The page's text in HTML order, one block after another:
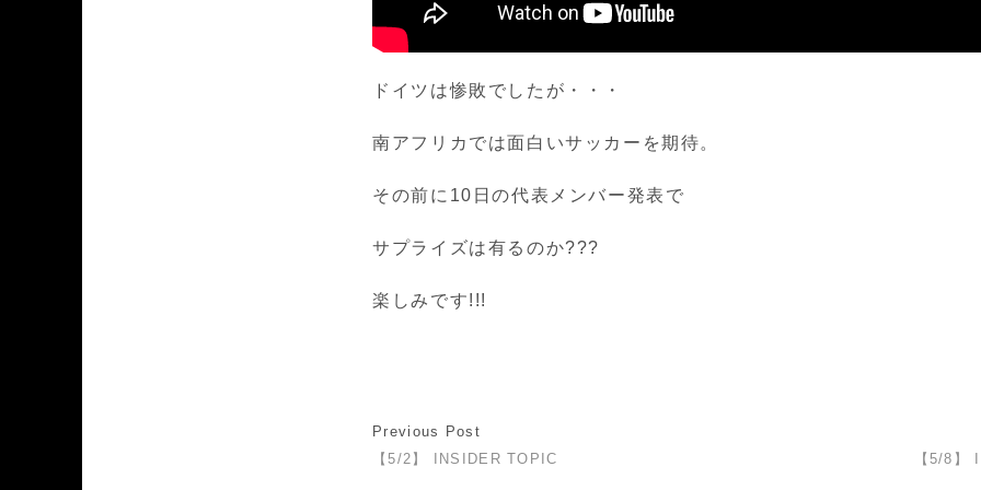
ドイツは惨敗でしたが・・・
南アフリカでは面白いサッカーを期待。
その前に10日の代表メンバー発表で
サプライズは有るのか???
楽しみです!!!
Previous Post
【5/2】 INSIDER TOPIC
【5/8】